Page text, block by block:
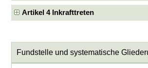
Artikel 4 Inkrafttreten
Fundstelle und systematische